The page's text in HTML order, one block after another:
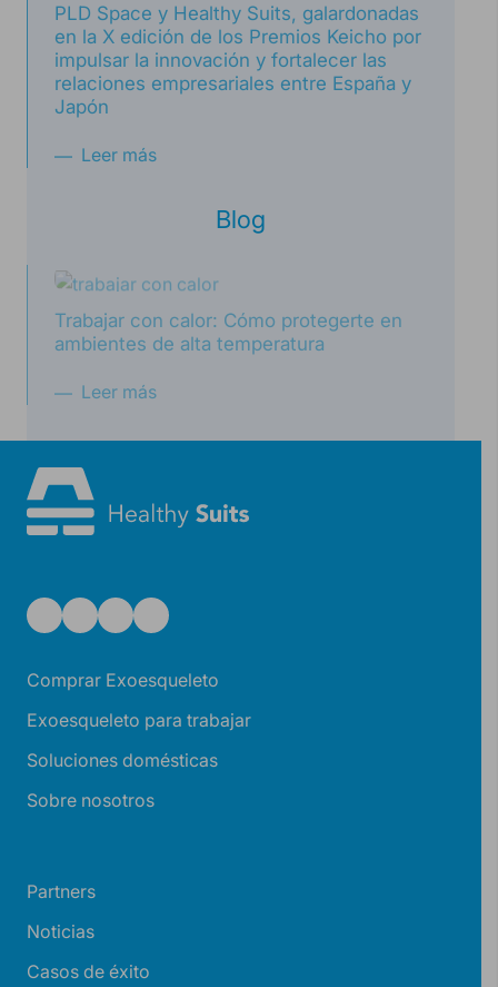
PLD Space y Healthy Suits, galardonadas
en la X edición de los Premios Keicho por
impulsar la innovación y fortalecer las
relaciones empresariales entre España y
Japón
Leer más
Blog
Trabajar con calor: Cómo protegerte en
ambientes de alta temperatura
Leer más
Comprar Exoesqueleto
Exoesqueleto para trabajar
Soluciones domésticas
Sobre nosotros
Partners
Noticias
Casos de éxito